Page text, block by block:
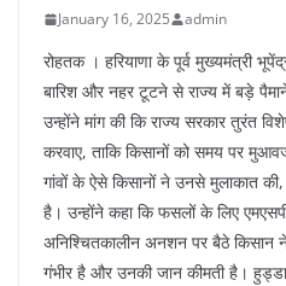
January 16, 2025 admin
रोहतक । हरियाणा के पूर्व मुख्यमंत्री
बारिश और नहर टूटने से राज्य में बड़े
उन्होंने मांग की कि राज्य सरकार तुरंत
करवाए, ताकि किसानों को समय पर
गांवों के ऐसे किसानों ने उनसे मुलाकात
है। उन्होंने कहा कि फसलों के लिए
अनिश्चितकालीन अनशन पर बैठे किसान
गंभीर है और उनकी जान कीमती है।